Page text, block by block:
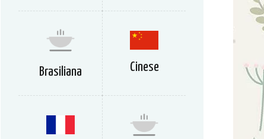
Brasiliana Cinese